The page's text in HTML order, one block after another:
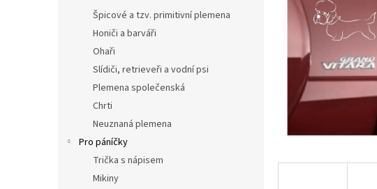
Špicové a tzv. primitivní plemena
Honiči a barváři
Ohaři
Slídiči, retrieveři a vodní psi
Plemena společenská
Chrti
Neuznaná plemena
Pro páníčky
Trička s nápisem
Mikiny